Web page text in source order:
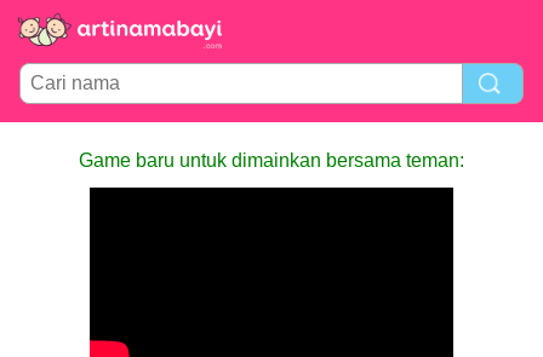
Game baru untuk dimainkan bersama teman: